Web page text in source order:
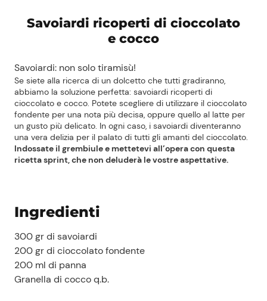
Savoiardi ricoperti di cioccolato
e cocco
Savoiardi: non solo tiramisù!
Se siete alla ricerca di un dolcetto che tutti gradiranno,
abbiamo la soluzione perfetta: savoiardi ricoperti di
cioccolato e cocco. Potete scegliere di utilizzare il cioccolato
fondente per una nota più decisa, oppure quello al latte per
un gusto più delicato. In ogni caso, i savoiardi diventeranno
una vera delizia per il palato di tutti gli amanti del cioccolato.
Indossate il grembiule e mettetevi all’opera con questa
ricetta sprint, che non deluderà le vostre aspettative.
Ingredienti
300 gr di savoiardi
200 gr di cioccolato fondente
200 ml di panna
Granella di cocco q.b.